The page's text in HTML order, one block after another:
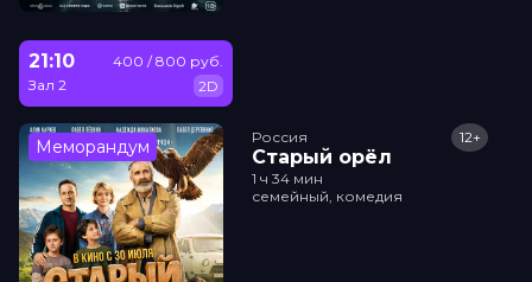
21:10
Зал 2
400 / 800 руб.
2D
Меморандум Россия
Старый орёл
12+
1 ч 34 мин
семейный, комедия